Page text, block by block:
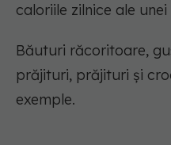
caloriile zilnice ale
Băuturi răcoritoare,
prăjituri, prăjituri și
exemple.